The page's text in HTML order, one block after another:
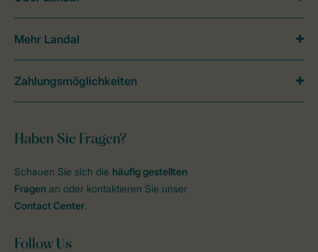
Haben Sie Fragen?
Schauen Sie sich die häufig gestellten
Fragen an oder kontaktieren Sie unser
Contact Center.
Follow Us
Mehr Landal
Zahlungsmöglichkeiten